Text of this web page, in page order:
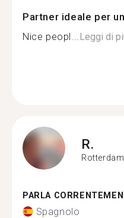
Partner ideale per
Nice peopl...Leggi di
R.
Rotterdam
PARLA
Spagnolo